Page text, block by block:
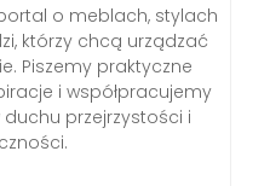
o meblach, stylach
którzy chcą urządzać
Piszemy praktyczne
i współpracujemy
przejrzystości i